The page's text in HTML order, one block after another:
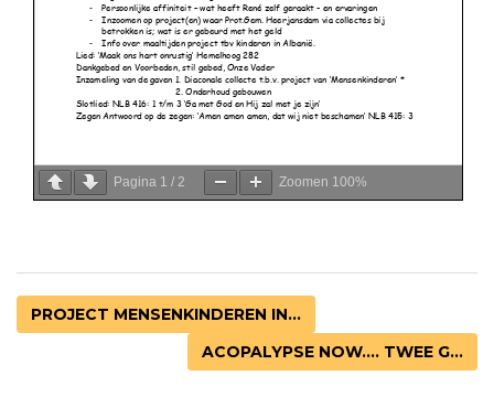
Pagina 1 / 2 Zoomen 100%
PROJECT MENSENKINDEREN IN...
ACOPALYPSE NOW.... TWEE G...